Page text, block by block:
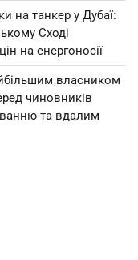
на танкер у Дубаї:
Сході
на енергоносії
власником
чиновників
та вдалим